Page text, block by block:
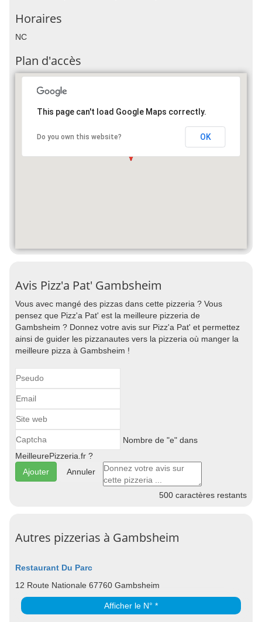
Horaires
NC
Plan d'accès
This page can't load Google Maps correctly.
Do you own this website? OK
Avis Pizz'a Pat' Gambsheim
Vous avec mangé des pizzas dans cette pizzeria ? Vous
pensez que Pizz'a Pat' est la meilleure pizzeria de
Gambsheim ? Donnez votre avis sur Pizz'a Pat' et permettez
ainsi de guider les pizzanautes vers la pizzeria où manger la
meilleure pizza à Gambsheim !
Nombre de "e" dans
MeilleurePizzeria.fr ?
Annuler
500 caractères restants
Autres pizzerias à Gambsheim
Restaurant Du Parc
12 Route Nationale 67760 Gambsheim
Afficher le N° *